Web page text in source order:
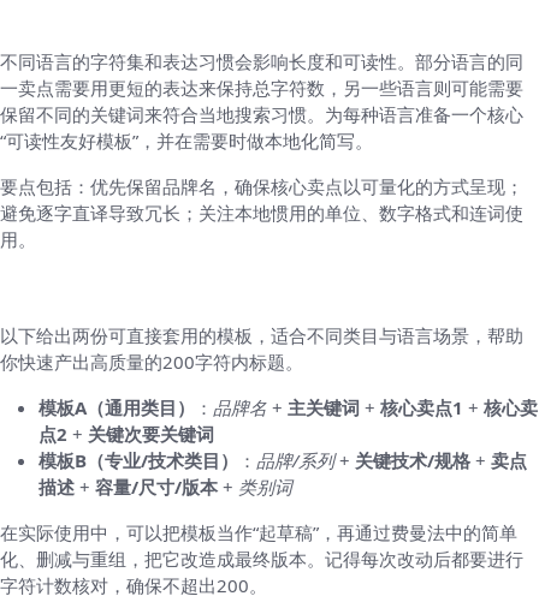
不同语言的字符集和表达习惯会影响长度和可读性。部分语言的同
一卖点需要用更短的表达来保持总字符数，另一些语言则可能需要
保留不同的关键词来符合当地搜索习惯。为每种语言准备一个核心
“可读性友好模板”，并在需要时做本地化简写。
要点包括：优先保留品牌名，确保核心卖点以可量化的方式呈现；
避免逐字直译导致冗长；关注本地惯用的单位、数字格式和连词使
用。
以下给出两份可直接套用的模板，适合不同类目与语言场景，帮助
你快速产出高质量的200字符内标题。
模板A（通用类目）
： 品牌名 + 主关键词 + 核心卖点1 + 核心卖
点2 + 关键次要关键词
模板B（专业/技术类目）
： 品牌/系列+ 关键技术/规格 + 卖点
描述 + 容量/尺寸/版本 + 类别词
在实际使用中，可以把模板当作“起草稿”，再通过费曼法中的简单
化、删减与重组，把它改造成最终版本。记得每次改动后都要进行
字符计数核对，确保不超出200。